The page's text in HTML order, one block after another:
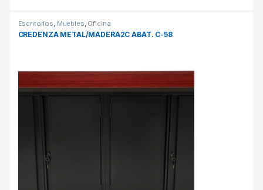
Escritorios Muebles Oficina
CREDENZA METAL/MADERA2C ABAT. C-58